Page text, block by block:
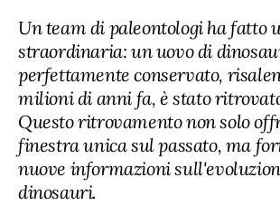
Un team di paleontologi ha fatto
straordinaria: un uovo di
perfettamente conservato,
milioni di anni fa, è stato
Questo ritrovamento non solo
finestra unica sul passato, ma
nuove informazioni
dinosauri.